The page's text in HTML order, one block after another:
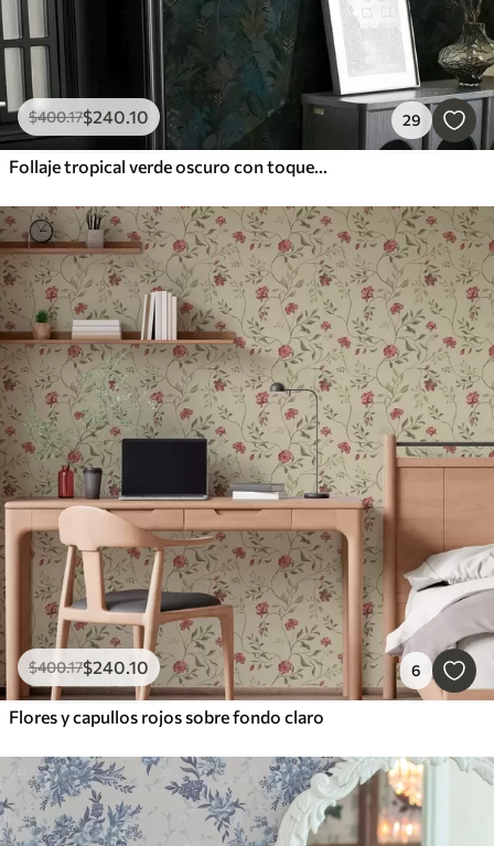
$400.17$240.10 29
Follaje tropical verde oscuro con toques azules
$400.17$240.10 6
Flores y capullos rojos sobre fondo claro